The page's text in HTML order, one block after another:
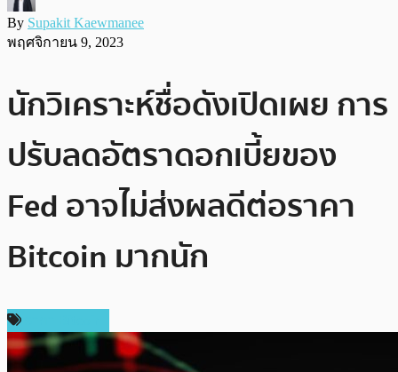
By Supakit Kaewmanee
พฤศจิกายน 9, 2023
นักวิเคราะห์ชื่อดังเปิดเผย การ
ปรับลดอัตราดอกเบี้ยของ
Fed อาจไม่ส่งผลดีต่อราคา
Bitcoin มากนัก